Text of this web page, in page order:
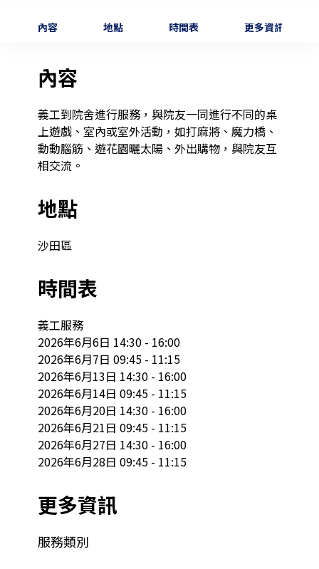
內容 地點 時間表 更多資訊
內容
義工到院舍進行服務，與院友一同進行不同的桌
上遊戲、室內或室外活動，如打麻將、魔力橋、
動動腦筋、遊花園曬太陽、外出購物，與院友互
相交流。
地點
沙田區
時間表
義工服務
2026年6月6日 14:30 - 16:00
2026年6月7日 09:45 - 11:15
2026年6月13日 14:30 - 16:00
2026年6月14日 09:45 - 11:15
2026年6月20日 14:30 - 16:00
2026年6月21日 09:45 - 11:15
2026年6月27日 14:30 - 16:00
2026年6月28日 09:45 - 11:15
更多資訊
服務類別